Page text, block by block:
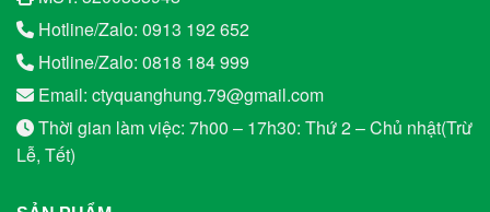
Hotline/Zalo: 0913 192 652
Hotline/Zalo: 0818 184 999
Email: ctyquanghung.79@gmail.com
Thời gian làm việc: 7h00 – 17h30: Thứ 2 – Chủ nhật(Trừ
Lễ, Tết)